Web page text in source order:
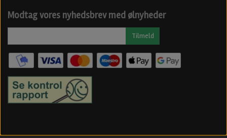
Modtag vores nyhedsbrev med ølnyheder
Tilmeld